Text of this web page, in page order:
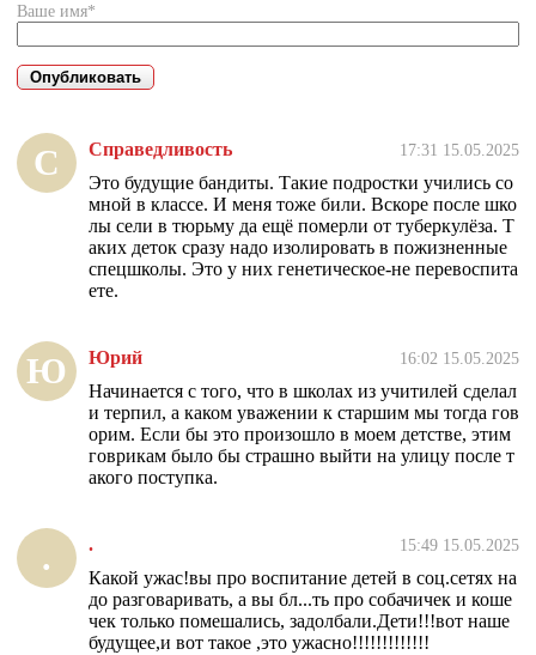
Ваше имя*
С Справедливость 17:31 15.05.2025
Это будущие бандиты. Такие подростки учились со
мной в классе. И меня тоже били. Вскоре после шко
лы сели в тюрьму да ещё померли от туберкулёза. Т
аких деток сразу надо изолировать в пожизненные
спецшколы. Это у них генетическое-не перевоспита
ете.
Ю Юрий 16:02 15.05.2025
Начинается с того, что в школах из учитилей сделал
и терпил, а каком уважении к старшим мы тогда гов
орим. Если бы это произошло в моем детстве, этим
говрикам было бы страшно выйти на улицу после т
акого поступка.
. . 15:49 15.05.2025
Какой ужас!вы про воспитание детей в соц.сетях на
до разговаривать, а вы бл...ть про собачичек и коше
чек только помешались, задолбали.Дети!!!вот наше
будущее,и вот такое ,это ужасно!!!!!!!!!!!!!